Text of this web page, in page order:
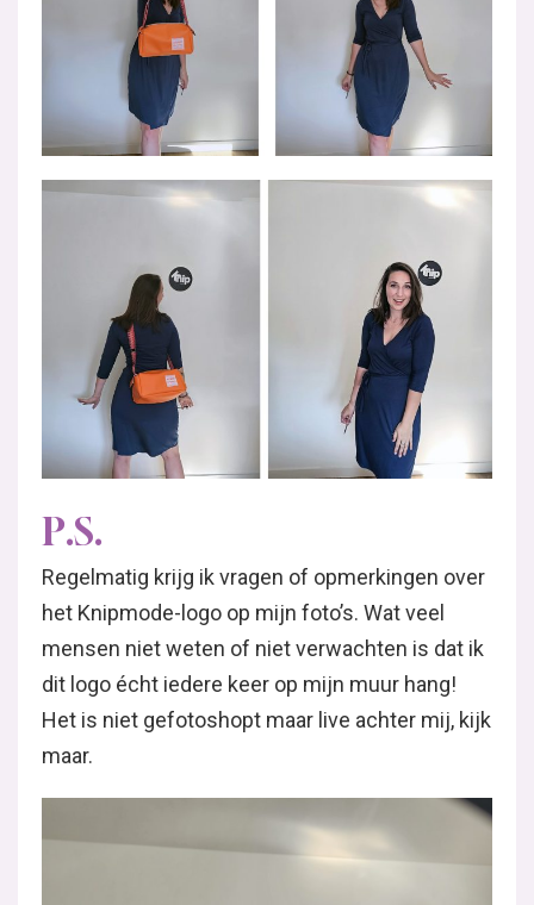
P.S.
Regelmatig krijg ik vragen of opmerkingen over
het Knipmode-logo op mijn foto’s. Wat veel
mensen niet weten of niet verwachten is dat ik
dit logo écht iedere keer op mijn muur hang!
Het is niet gefotoshopt maar live achter mij, kijk
maar.